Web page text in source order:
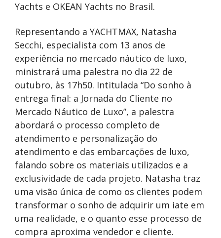
Yachts e OKEAN Yachts no Brasil.
Representando a YACHTMAX, Natasha
Secchi, especialista com 13 anos de
experiência no mercado náutico de luxo,
ministrará uma palestra no dia 22 de
outubro, às 17h50. Intitulada “Do sonho à
entrega final: a Jornada do Cliente no
Mercado Náutico de Luxo”, a palestra
abordará o processo completo de
atendimento e personalização do
atendimento e das embarcações de luxo,
falando sobre os materiais utilizados e a
exclusividade de cada projeto. Natasha traz
uma visão única de como os clientes podem
transformar o sonho de adquirir um iate em
uma realidade, e o quanto esse processo de
compra aproxima vendedor e cliente.